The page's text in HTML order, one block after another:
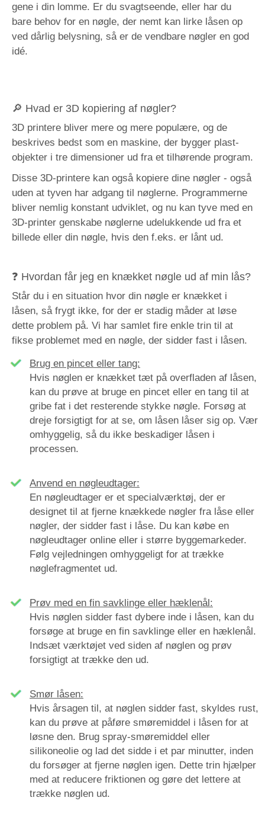
gene i din lomme. Er du svagtseende, eller har du
bare behov for en nøgle, der nemt kan lirke låsen op
ved dårlig belysning, så er de vendbare nøgler en god
idé.
🔎 Hvad er 3D kopiering af nøgler?
3D printere bliver mere og mere populære, og de
beskrives bedst som en maskine, der bygger plast-
objekter i tre dimensioner ud fra et tilhørende program.
Disse 3D-printere kan også kopiere dine nøgler - også
uden at tyven har adgang til nøglerne. Programmerne
bliver nemlig konstant udviklet, og nu kan tyve med en
3D-printer genskabe nøglerne udelukkende ud fra et
billede eller din nøgle, hvis den f.eks. er lånt ud.
❓ Hvordan får jeg en knækket nøgle ud af min lås?
Står du i en situation hvor din nøgle er knækket i
låsen, så frygt ikke, for der er stadig måder at løse
dette problem på. Vi har samlet fire enkle trin til at
fikse problemet med en nøgle, der sidder fast i låsen.
Brug en pincet eller tang:
Hvis nøglen er knækket tæt på overfladen af låsen,
kan du prøve at bruge en pincet eller en tang til at
gribe fat i det resterende stykke nøgle. Forsøg at
dreje forsigtigt for at se, om låsen låser sig op. Vær
omhyggelig, så du ikke beskadiger låsen i
processen.
Anvend en nøgleudtager:
En nøgleudtager er et specialværktøj, der er
designet til at fjerne knækkede nøgler fra låse eller
nøgler, der sidder fast i låse. Du kan købe en
nøgleudtager online eller i større byggemarkeder.
Følg vejledningen omhyggeligt for at trække
nøglefragmentet ud.
Prøv med en fin savklinge eller hæklenål:
Hvis nøglen sidder fast dybere inde i låsen, kan du
forsøge at bruge en fin savklinge eller en hæklenål.
Indsæt værktøjet ved siden af nøglen og prøv
forsigtigt at trække den ud.
Smør låsen:
Hvis årsagen til, at nøglen sidder fast, skyldes rust,
kan du prøve at påføre smøremiddel i låsen for at
løsne den. Brug spray-smøremiddel eller
silikoneolie og lad det sidde i et par minutter, inden
du forsøger at fjerne nøglen igen. Dette trin hjælper
med at reducere friktionen og gøre det lettere at
trække nøglen ud.